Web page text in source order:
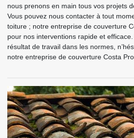
nous prenons en main tous vos projets
Vous pouvez nous contacter à tout
toiture ; notre entreprise de couverture
pour nos interventions rapide et efficace.
résultat de travail dans les normes,
notre entreprise de couverture Costa Pro.